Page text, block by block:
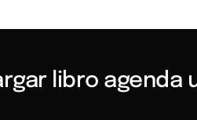
libro agenda